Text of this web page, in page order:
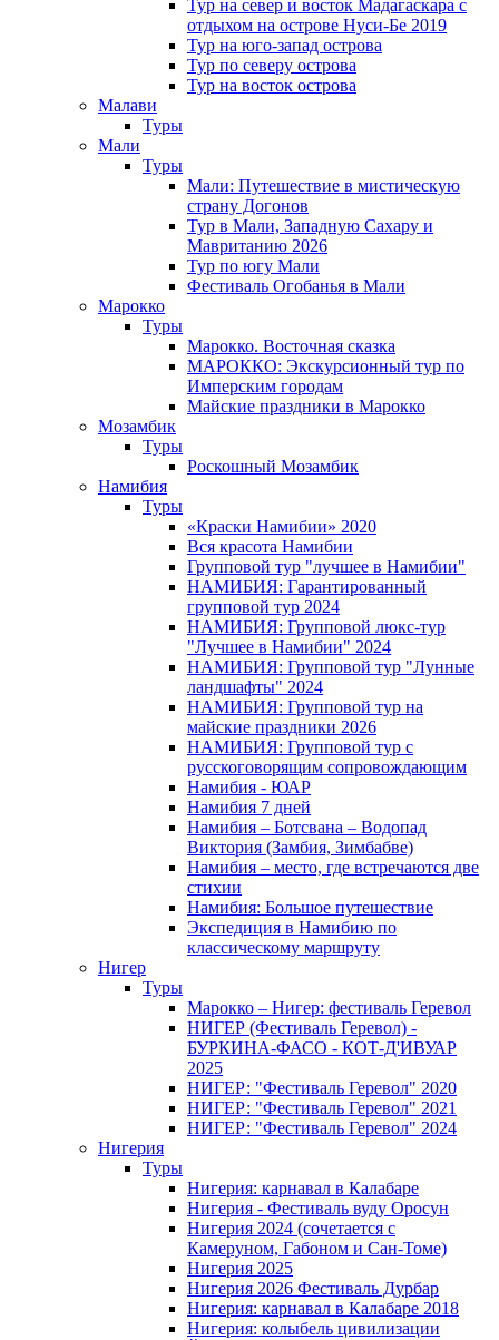
Тур на север и восток Мадагаскара с
отдыхом на острове Нуси-Бе 2019
Тур на юго-запад острова
Тур по северу острова
Тур на восток острова
Малави
Туры
Мали
Туры
Мали: Путешествие в мистическую
страну Догонов
Тур в Мали, Западную Сахару и
Мавританию 2026
Тур по югу Мали
Фестиваль Огобанья в Мали
Марокко
Туры
Марокко. Восточная сказка
МАРОККО: Экскурсионный тур по
Имперским городам
Майские праздники в Марокко
Мозамбик
Туры
Роскошный Мозамбик
Намибия
Туры
«Краски Намибии» 2020
Вся красота Намибии
Групповой тур "лучшее в Намибии"
НАМИБИЯ: Гарантированный
групповой тур 2024
НАМИБИЯ: Групповой люкс-тур
"Лучшее в Намибии" 2024
НАМИБИЯ: Групповой тур "Лунные
ландшафты" 2024
НАМИБИЯ: Групповой тур на
майские праздники 2026
НАМИБИЯ: Групповой тур с
русскоговорящим сопровождающим
Намибия - ЮАР
Намибия 7 дней
Намибия – Ботсвана – Водопад
Виктория (Замбия, Зимбабве)
Намибия – место, где встречаются две
стихии
Намибия: Большое путешествие
Экспедиция в Намибию по
классическому маршруту
Нигер
Туры
Марокко – Нигер: фестиваль Геревол
НИГЕР (Фестиваль Геревол) -
БУРКИНА-ФАСО - КОТ-Д'ИВУАР
2025
НИГЕР: "Фестиваль Геревол" 2020
НИГЕР: "Фестиваль Геревол" 2021
НИГЕР: "Фестиваль Геревол" 2024
Нигерия
Туры
Нигерия: карнавал в Калабаре
Нигерия - Фестиваль вуду Оросун
Нигерия 2024 (сочетается с
Камеруном, Габоном и Сан-Томе)
Нигерия 2025
Нигерия 2026 Фестиваль Дурбар
Нигерия: карнавал в Калабаре 2018
Нигерия: колыбель цивилизации